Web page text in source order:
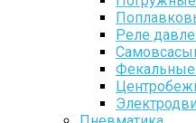
Реле